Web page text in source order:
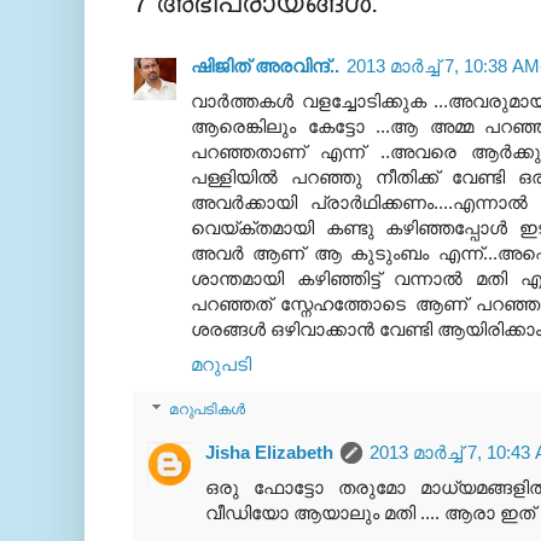
ഷിജിത്‌ അരവിന്ദ്.. 2013 മാർച്ച് 7, 10:38
വാര്‍ത്തകള്‍ വളച്ചോടിക്കുക
ആരെങ്കിലും കേട്ടോ ...ആ അമ്മ
പറഞ്ഞതാണ് എന്ന് ..അവരെ ആര്‍ക്കും
പള്ളിയില്‍ പറഞ്ഞു നീതിക്ക്
അവര്‍ക്കായി
വെയ്ക്തമായി കണ്ടു കഴിഞ്ഞപ്പോള്‍
അവര്‍ ആണ് ആ കുടുംബം
ശാന്തമായി കഴിഞ്ഞിട്ട് വന്നാല്‍ മതി
പറഞ്ഞത് സ്നേഹത്തോടെ ആണ്
ശരങ്ങള്‍ ഒഴിവാക്കാന്‍ വേണ്ടി
മറുപടി
മറുപടികൾ
Jisha Elizabeth
2013 മാർച്ച് 7,
ഒരു ഫോട്ടോ തരുമോ
വീഡിയോ ആയാലും മതി .... ആരാ ഇത്